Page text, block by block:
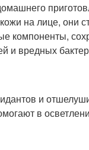
на лице, они
компоненты,
и вредных
и
в